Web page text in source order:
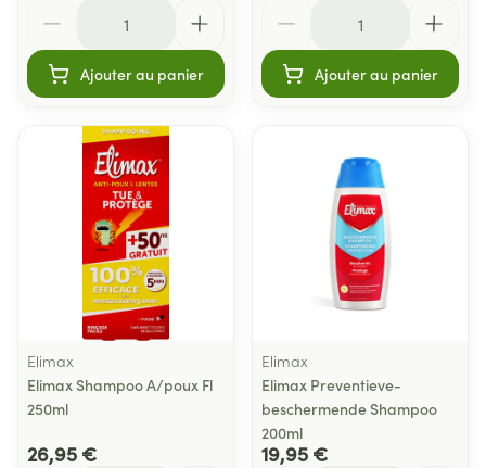
Ajouter au panier Ajouter au panier
Elimax
Elimax Shampoo A/poux Fl
250ml
26,95 €
Elimax
Elimax Preventieve-
beschermende Shampoo
200ml
19,95 €